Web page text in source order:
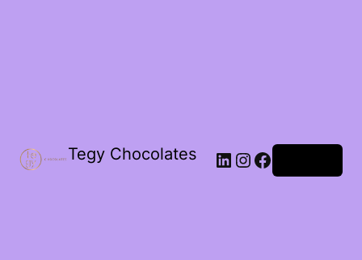
Tegy Chocolates LinkedIn
Instagram
Facebook